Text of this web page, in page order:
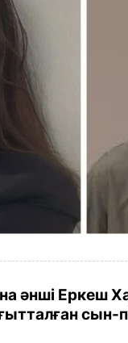
әнші Еркеш
сын-